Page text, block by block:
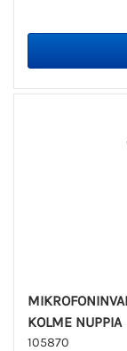
KOLME NUPPIA
105870